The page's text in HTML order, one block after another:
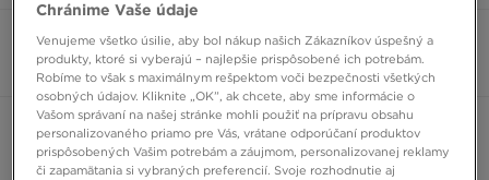
adidas Superstar Winter Trek
2 produkty
Zoradiť:Odporúčané Filtrovať
Chránime Vaše údaje
Venujeme všetko úsilie, aby bol nákup našich Zákazníkov úspešný a
produkty, ktoré si vyberajú – najlepšie prispôsobené ich potrebám.
Robíme to však s maximálnym rešpektom voči bezpečnosti všetkých
osobných údajov. Kliknite „OK”, ak chcete, aby sme informácie o
Vašom správaní na našej stránke mohli použiť na prípravu obsahu
personalizovaného priamo pre Vás, vrátane odporúčaní produktov
prispôsobených Vašim potrebám a záujmom, personalizovanej reklamy
či zapamätania si vybraných preferencií. Svoje rozhodnutie aj